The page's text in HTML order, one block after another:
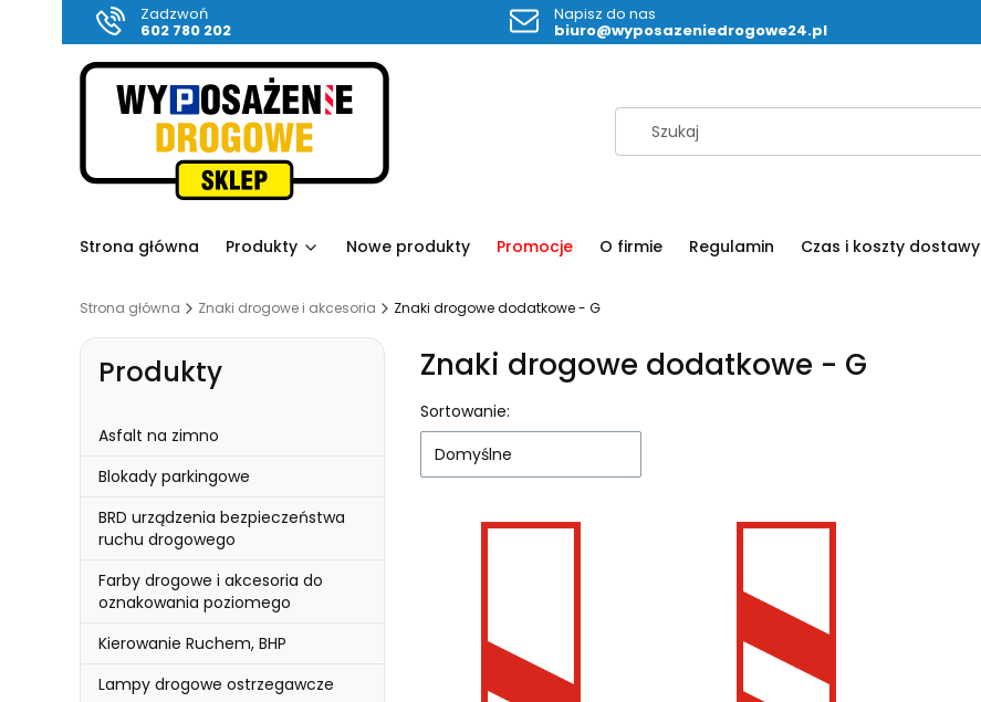
Zadzwoń
602 780 202
Napisz do nas
biuro@wyposazeniedrogowe24.pl
Strona główna Produkty Nowe produkty Promocje O firmie Regulamin Czas i koszty dostawy
Strona główna Znaki drogowe i akcesoria Znaki drogowe dodatkowe - G
Produkty
Asfalt na zimno
Blokady parkingowe
BRD urządzenia bezpieczeństwa
ruchu drogowego
Farby drogowe i akcesoria do
oznakowania poziomego
Kierowanie Ruchem, BHP
Lampy drogowe ostrzegawcze
Znaki drogowe dodatkowe - G
Lista produktów
Sortowanie:
Domyślne